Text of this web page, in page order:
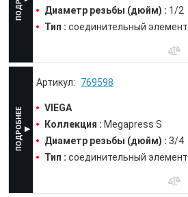
Диаметр резьбы (дюйм) : 1/2
Тип : соединительный элемент
769598
VIEGA
Коллекция : Megapress S
Диаметр резьбы (дюйм) : 3/4
Тип : соединительный элемент